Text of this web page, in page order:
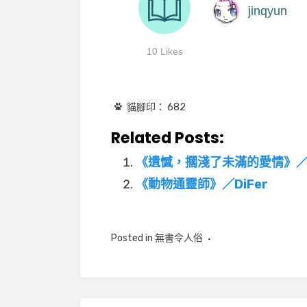
貓腳印： 682
Related Posts:
《遺憾，擱淺了未滿的愛情》
《動物通靈師》／DiFer
Posted in 無書令人俗